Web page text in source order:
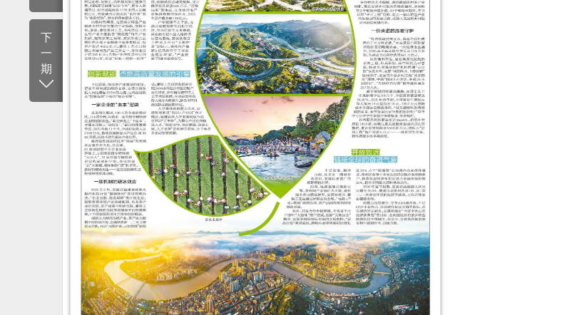
下
一
期